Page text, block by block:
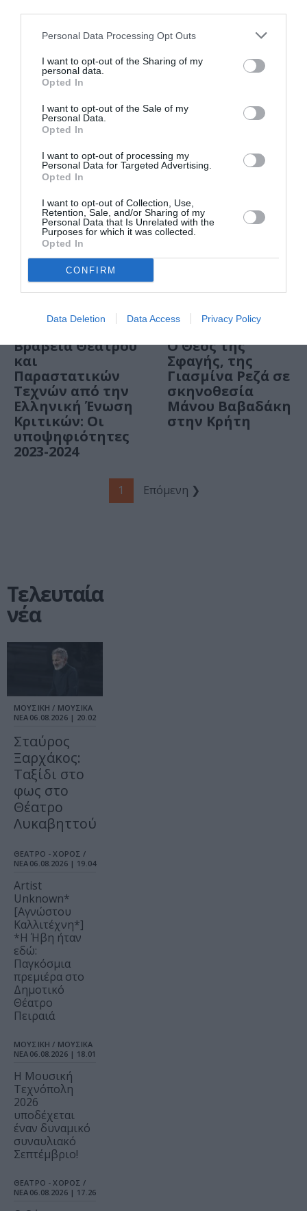
Personal Data Processing Opt Outs
I want to opt-out of the Sharing of my
personal data.
Opted In
I want to opt-out of the Sale of my
Personal Data.
Opted In
I want to opt-out of processing my
Personal Data for Targeted Advertising.
Opted In
I want to opt-out of Collection, Use,
Retention, Sale, and/or Sharing of my
Personal Data that Is Unrelated with the
Purposes for which it was collected.
Opted In
CONFIRM
Data Deletion Data Access Privacy Policy
ΘΕΑΤΡΟ - ΧΟΡΟΣ / ΝΕΑ
Ο Θεός της
Σφαγής, της
σκηνοθεσία
Μάνου Βαβαδάκη
Πορεία
ΘΕΑΤΡΟ - ΧΟΡΟΣ / ΝΕΑ
Βραβεία Θεάτρου
και
Παραστατικών
Τεχνών από την
Ελληνική Ένωση
Κριτικών: Οι
υποψηφιότητες
2023-2024
ΘΕΑΤΡΟ - ΧΟΡΟΣ / ΝΕΑ
Ο Θεός της
Σφαγής, της
Γιασμίνα Ρεζά σε
σκηνοθεσία
Μάνου Βαβαδάκη
στην Κρήτη
1 Επόμενη ❯
Τελευταία
νέα
ΜΟΥΣΙΚΗ / ΜΟΥΣΙΚΑ
ΝΕΑ 06.08.2026 | 20.02
Σταύρος
Ξαρχάκος:
Ταξίδι στο
φως στο
Θέατρο
Λυκαβηττού
ΘΕΑΤΡΟ - ΧΟΡΟΣ /
ΝΕΑ 06.08.2026 | 19.04
Artist
Unknown*
[Αγνώστου
Καλλιτέχνη*]
*Η Ήβη ήταν
εδώ:
Παγκόσμια
πρεμιέρα στο
Δημοτικό
Θέατρο
Πειραιά
ΜΟΥΣΙΚΗ / ΜΟΥΣΙΚΑ
ΝΕΑ 06.08.2026 | 18.01
Η Μουσική
Τεχνόπολη
2026
υποδέχεται
έναν δυναμικό
συναυλιακό
Σεπτέμβριο!
ΘΕΑΤΡΟ - ΧΟΡΟΣ /
ΝΕΑ 06.08.2026 | 17.26